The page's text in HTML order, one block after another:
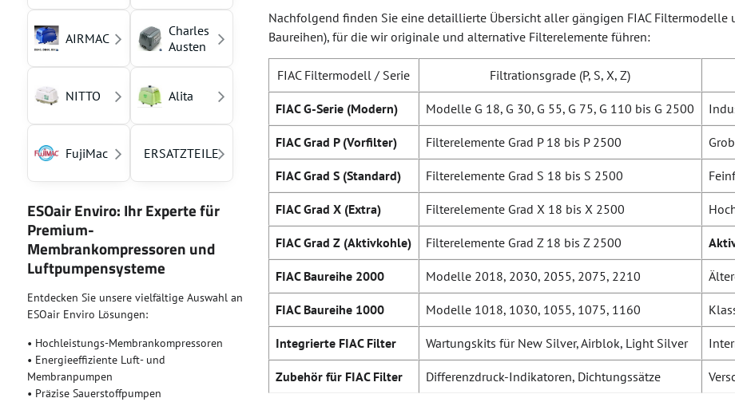
Nachfolgend finden Sie eine detaillierte Übersicht aller gängigen FIAC
Baureihen), für die wir originale und alternative Filterelemente führen:
FIAC Filtermodell / Serie Filtrationsgrade (P, S, X, Z)
FIAC G-Serie (Modern) Modelle G 18, G 30, G 55, G 75, G 110 bis G 2500
FIAC Grad P (Vorfilter) Filterelemente Grad P 18 bis P 2500
FIAC Grad S (Standard) Filterelemente Grad S 18 bis S 2500
FIAC Grad X (Extra) Filterelemente Grad X 18 bis X 2500
FIAC Grad Z (Aktivkohle) Filterelemente Grad Z 18 bis Z 2500
FIAC Baureihe 2000 Modelle 2018, 2030, 2055, 2075, 2210
FIAC Baureihe 1000 Modelle 1018, 1030, 1055, 1075, 1160
Integrierte FIAC Filter Wartungskits für New Silver, Airblok, Light Silver
Zubehör für FIAC Filter Differenzdruck-Indikatoren, Dichtungssätze
AIRMAC
Charles
Austen
NITTO Alita
FujiMac ERSATZTEILE
ESOair Enviro: Ihr Experte für
Premium-
Membrankompressoren und
Luftpumpensysteme
Entdecken Sie unsere vielfältige Auswahl an
ESOair Enviro Lösungen:
• Hochleistungs-Membrankompressoren
• Energieeffiziente Luft- und
Membranpumpen
• Präzise Sauerstoffpumpen